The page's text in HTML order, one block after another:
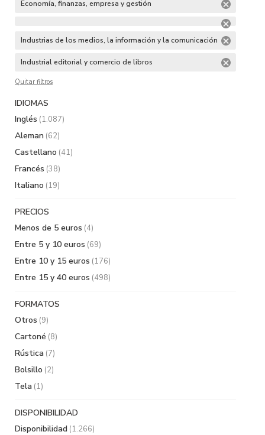
Economía, finanzas, empresa y gestión
Industrias de los medios, la información y la comunicación
Industrial editorial y comercio de libros
Quitar filtros
IDIOMAS
Inglés (1.087)
Aleman (62)
Castellano (41)
Francés (38)
Italiano (19)
PRECIOS
Menos de 5 euros (4)
Entre 5 y 10 euros (69)
Entre 10 y 15 euros (176)
Entre 15 y 40 euros (498)
FORMATOS
Otros (9)
Cartoné (8)
Rústica (7)
Bolsillo (2)
Tela (1)
DISPONIBILIDAD
Disponibilidad (1.266)